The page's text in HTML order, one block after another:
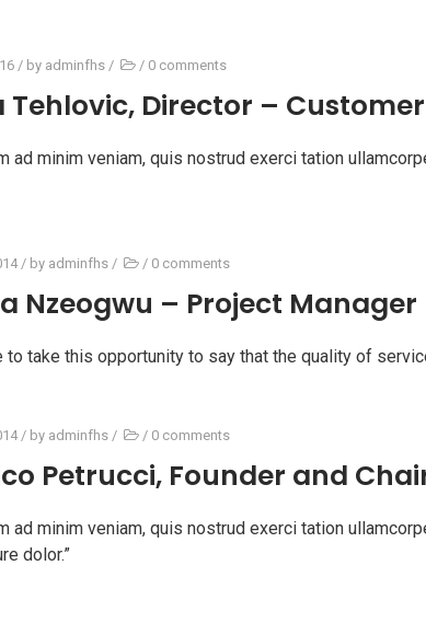
/ by adminfhs / / 0 comments
Tehlovic, Director –
ad minim veniam, quis nostrud exerci tation
/ by adminfhs / / 0 comments
Nzeogwu – Project Manager
to take this opportunity to say that the quality of
/ by adminfhs / / 0 comments
Petrucci, Founder and
ad minim veniam, quis nostrud exerci tation
dolor.”